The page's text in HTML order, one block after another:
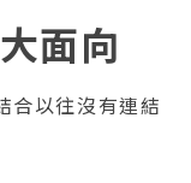
面向
合以往沒有連結